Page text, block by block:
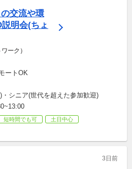
の交流や環
明会(ちょ
ーク）
ートOK
シニア(世代を超えた参加歓迎)
短時間でも可
土日中心
3日前